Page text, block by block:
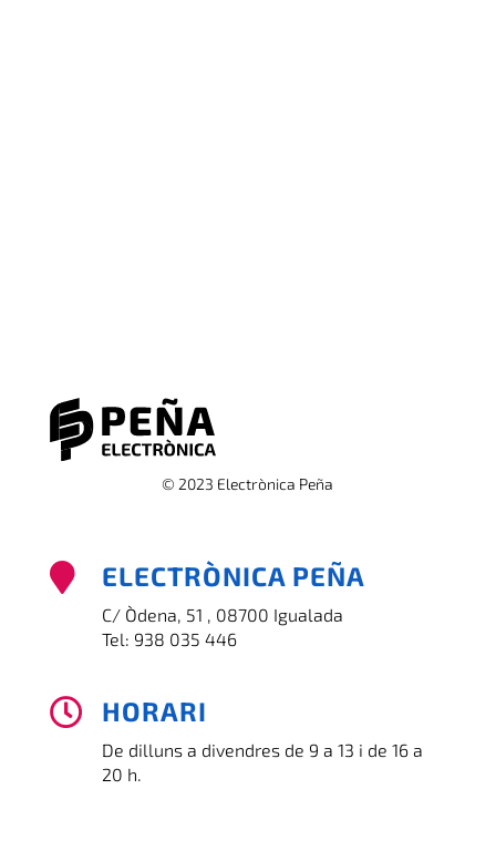
© 2023 Electrònica Peña
 ELECTRÒNICA PEÑA
C/ Òdena, 51 , 08700 Igualada
Tel: 938 035 446
 HORARI
De dilluns a divendres de 9 a 13 i de 16 a
20 h.